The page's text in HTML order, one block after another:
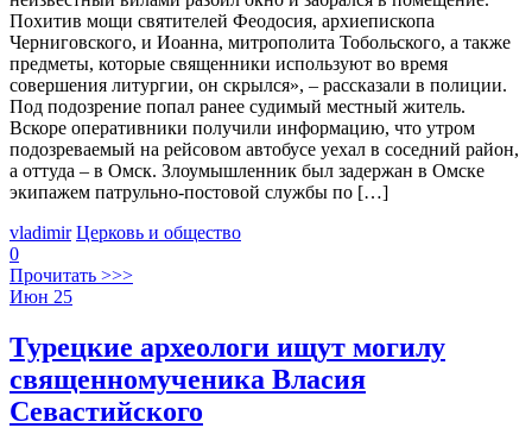
Похитив мощи святителей Феодосия, архиепископа
Черниговского, и Иоанна, митрополита Тобольского, а также
предметы, которые священники используют во время
совершения литургии, он скрылся», – рассказали в полиции.
Под подозрение попал ранее судимый местный житель.
Вскоре оперативники получили информацию, что утром
подозреваемый на рейсовом автобусе уехал в соседний район,
а оттуда – в Омск. Злоумышленник был задержан в Омске
экипажем патрульно-постовой службы по […]
vladimir Церковь и общество
0
Прочитать >>>
Июн 25
Турецкие археологи ищут могилу
священномученика Власия
Севастийского